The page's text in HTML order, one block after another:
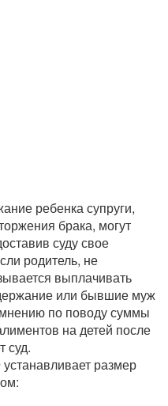
ребенка супруги,
брака, могут
суду свое
родитель, не
выплачивать
или бывшие муж
по поводу суммы
на детей после
суд.
размер